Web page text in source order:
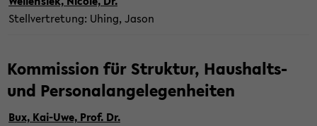
Stell­ver­tre­tung: Uhing, Jason
Kom­mis­si­on für Struk­tur, Haushalts-​
und Per­so­nal­an­ge­le­gen­hei­ten
Bux, Kai-​Uwe, Prof. Dr.